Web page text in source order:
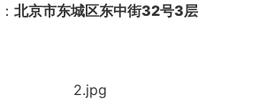
北京市东城区东中街32号3层